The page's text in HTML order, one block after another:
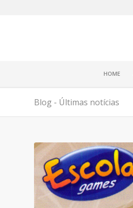
HOME
Blog - Últimas notícias